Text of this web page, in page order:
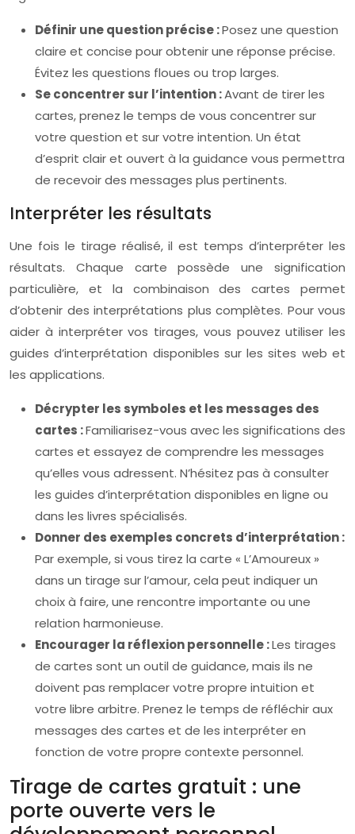
Définir une question précise :Posez une question
claire et concise pour obtenir une réponse précise.
Évitez les questions floues ou trop larges.
Se concentrer sur l’intention :Avant de tirer les
cartes, prenez le temps de vous concentrer sur
votre question et sur votre intention. Un état
d’esprit clair et ouvert à la guidance vous permettra
de recevoir des messages plus pertinents.
Interpréter les résultats
Une fois le tirage réalisé, il est temps d’interpréter les
résultats. Chaque carte possède une signification
particulière, et la combinaison des cartes permet
d’obtenir des interprétations plus complètes. Pour vous
aider à interpréter vos tirages, vous pouvez utiliser les
guides d’interprétation disponibles sur les sites web et
les applications.
Décrypter les symboles et les messages des
cartes :Familiarisez-vous avec les significations des
cartes et essayez de comprendre les messages
qu’elles vous adressent. N’hésitez pas à consulter
les guides d’interprétation disponibles en ligne ou
dans les livres spécialisés.
Donner des exemples concrets d’interprétation :
Par exemple, si vous tirez la carte « L’Amoureux »
dans un tirage sur l’amour, cela peut indiquer un
choix à faire, une rencontre importante ou une
relation harmonieuse.
Encourager la réflexion personnelle :Les tirages
de cartes sont un outil de guidance, mais ils ne
doivent pas remplacer votre propre intuition et
votre libre arbitre. Prenez le temps de réfléchir aux
messages des cartes et de les interpréter en
fonction de votre propre contexte personnel.
Tirage de cartes gratuit : une
porte ouverte vers le